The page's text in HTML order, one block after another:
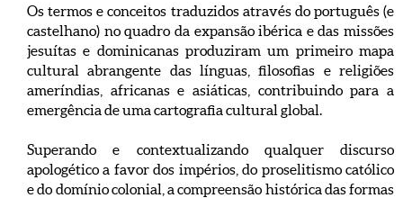
Os termos e conceitos traduzidos através do português (e
castelhano) no quadro da expansão ibérica e das missões
jesuítas e dominicanas produziram um primeiro mapa
cultural abrangente das línguas, filosofias e religiões
ameríndias, africanas e asiáticas, contribuindo para a
emergência de uma cartografia cultural global.
Superando e contextualizando qualquer discurso
apologético a favor dos impérios, do proselitismo católico
e do domínio colonial, a compreensão histórica das formas